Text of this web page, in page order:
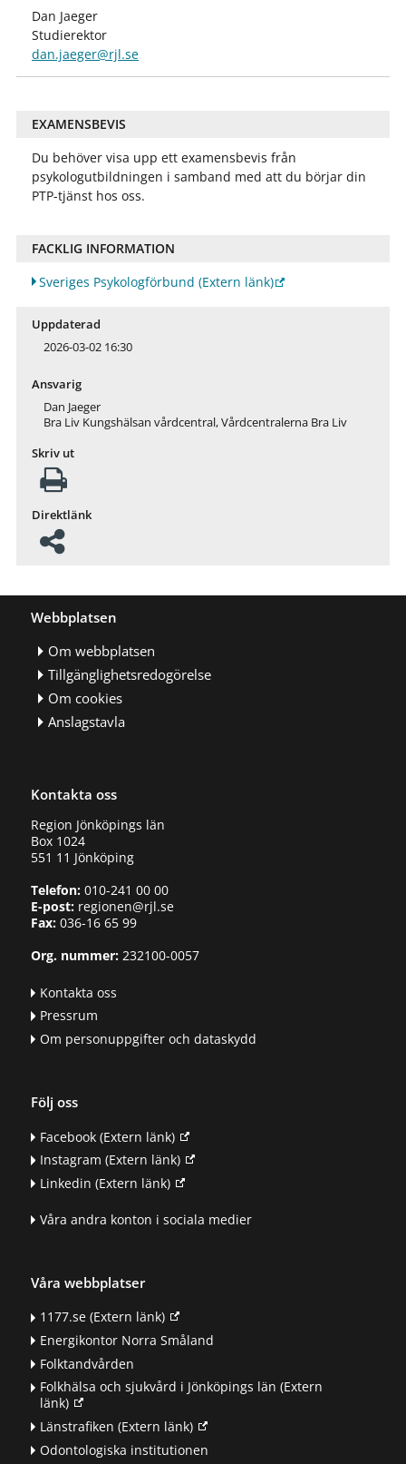
Dan Jaeger
Studierektor
dan.jaeger@rjl.se
EXAMENSBEVIS
Du behöver visa upp ett examensbevis från
psykologutbildningen i samband med att du börjar din
PTP-tjänst hos oss.
FACKLIG INFORMATION
Sveriges Psykologförbund (Extern länk)
Uppdaterad
2026-03-02 16:30
Ansvarig
Dan Jaeger
Bra Liv Kungshälsan vårdcentral, Vårdcentralerna Bra Liv
Skriv ut
Direktlänk
Webbplatsen
Om webbplatsen
Tillgänglighetsredogörelse
Om cookies
Anslagstavla
Kontakta oss
Region Jönköpings län
Box 1024
551 11 Jönköping
Telefon:010-241 00 00
E-post:regionen@rjl.se
Fax: 036-16 65 99
Org. nummer:232100-0057
Kontakta oss
Pressrum
Om personuppgifter och dataskydd
Följ oss
Facebook(Extern länk)
Instagram (Extern länk)
Linkedin (Extern länk)
Våra andra konton i sociala medier
Våra webbplatser
1177.se(Extern länk)
Energikontor Norra Småland
Folktandvården
Folkhälsa och sjukvård i Jönköpings län (Extern
länk)
Länstrafiken (Extern länk)
Odontologiska institutionen